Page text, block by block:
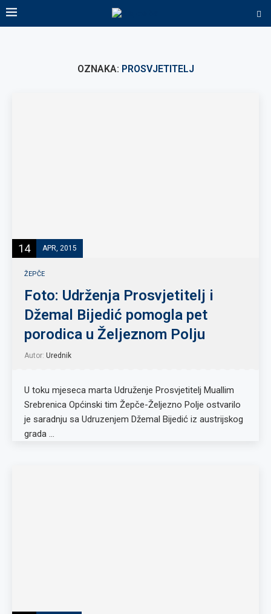
OZNAKA: PROSVJETITELJ
14 APR, 2015
ŽEPČE
Foto: Udrženja Prosvjetitelj i
Džemal Bijedić pomogla pet
porodica u Željeznom Polju
Autor: Urednik
U toku mjeseca marta Udruženje Prosvjetitelj Muallim
Srebrenica Općinski tim Žepče-Željezno Polje ostvarilo
je saradnju sa Udruzenjem Džemal Bijedić iz austrijskog
grada …